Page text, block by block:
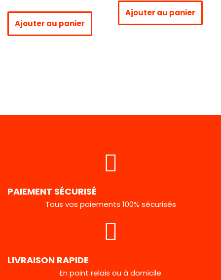
Ajouter au panier
Ajouter au panier
PAIEMENT SÉCURISÉ
Tous vos paiements 100% sécurisés
LIVRAISON RAPIDE
En point relais ou à domicile